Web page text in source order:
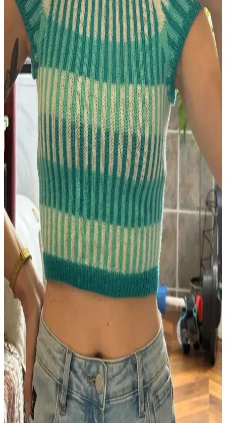
Örgüyle Evliliğin Derin Bağları: İpliklerin Günlük
Hayattaki Rolü ve Anlamı
Örgüyle evli çiftlerin hayatında iplikler, sadece hobi değil; evde izler
bırakan, sessiz iletişim sağlayan ve kültürel anlamlar taşıyan önemli
bağlardır. Bu yazı, örgü ipliklerinin evlilikteki rolünü inceliyor.
Bernat Softee Baby Cotton ile Leaf and Lace Set
Deseniyle Küçük Kazak ve Battaniye Örgüsü
Bernat Softee baby cotton ipliğiyle örülen Leaf and Lace Set deseni,
boyundan başlayarak minimal dikişle küçük kazak ve battaniye
yapımını kolaylaştırıyor. İplik artıkları da değerlendirilerek
sürdürülebilir bir örgü sunuyor.
Uzun Süreli Aradan Sonra Örgüye Dönüş ve İlk
Proje Deneyimi Üzerine Bilgiler
Beş yıl ara verdikten sonra örgüye dönen kullanıcının ilk projesi ve
deneyimleri, örgü teknikleri, model seçimi ve gelişim önerileri
üzerine kapsamlı bilgiler sunuyor.
Tin Can Knits'in Bracken Yeleği: Kablo Örgü
Teknikleriyle İlk Giyilebilir Örgü Projesi
Bracken Yeleği, kablo örgü tekniklerini öğrenmek isteyenler için
tasarlanmış, esnek ve estetik bir modeldir. Malzeme ve renk seçimi
örgü detaylarını ön plana çıkarır, kişiselleştirmeye uygundur.
Scarfigan: Üstten Başlanan Özgün Eyer Omuzlu
Hırka Tasarımı ve Teknik Özellikleri
Scarfigan, üstten başlanarak örülen ve eyer omuz yapısına sahip
özgün bir hırka modelidir. Doğal renkler ve yerel düğmelerle sade
ve şık bir tasarım sunar, teknik ve estetik açıdan dikkat çeker.
Rumble Raglan Modelinde İplik Seçimi, Örgü
Gerilimi ve Bloklama Teknikleri
Rumble Raglan modelinde kullanılan Cascade 220 fingering ipliği
ve superwash ipliklerin avantajları tartışılıyor. Örgü gerilimi ve
bloklama işlemi örgünün görünümünü önemli ölçüde etkiliyor.